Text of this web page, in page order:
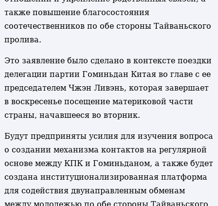
также повышение благосостояния
соотечественников по обе стороны Тайваньского
пролива.
Это заявление было сделано в контексте поездки
делегации партии Гоминьдан Китая во главе с ее
председателем Чжэн Ливэнь, которая завершает
в воскресенье посещение материковой части
страны, начавшееся во вторник.
Будут предприняты усилия для изучения вопроса
о создании механизма контактов на регулярной
основе между КПК и Гоминьданом, а также будет
создана институционализированная платформа
для содействия двунаправленным обменам